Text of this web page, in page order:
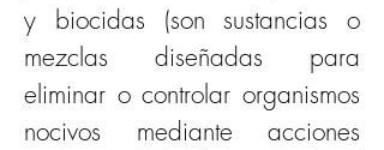
y biocidas (son sustancias o
mezclas diseñadas para
eliminar o controlar organismos
nocivos mediante acciones